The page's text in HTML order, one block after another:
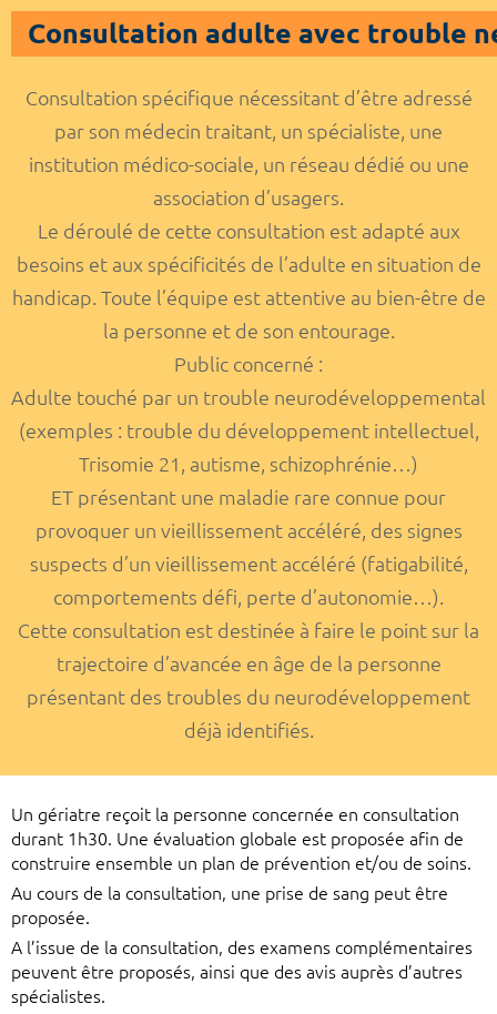
Consultation adulte avec trouble
Consultation spécifique nécessitant d’être adressé
par son médecin traitant, un spécialiste, une
institution médico-sociale, un réseau dédié ou une
association d’usagers.
Le déroulé de cette consultation est adapté aux
besoins et aux spécificités de l’adulte en situation de
handicap. Toute l’équipe est attentive au bien-être de
la personne et de son entourage.
Public concerné :
Adulte touché par un trouble neurodéveloppemental
(exemples : trouble du développement intellectuel,
Trisomie 21, autisme, schizophrénie…)
ET présentant une maladie rare connue pour
provoquer un vieillissement accéléré, des signes
suspects d’un vieillissement accéléré (fatigabilité,
comportements défi, perte d’autonomie…).
Cette consultation est destinée à faire le point sur la
trajectoire d’avancée en âge de la personne
présentant des troubles du neurodéveloppement
déjà identifiés.
Un gériatre reçoit la personne concernée en consultation
durant 1h30. Une évaluation globale est proposée afin de
construire ensemble un plan de prévention et/ou de soins.
Au cours de la consultation, une prise de sang peut être
proposée.
A l’issue de la consultation, des examens complémentaires
peuvent être proposés, ainsi que des avis auprès d’autres
spécialistes.